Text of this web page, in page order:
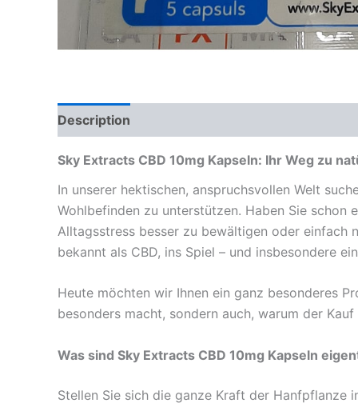
Description
Sky Extracts CBD 10mg Kapseln: Ihr Weg zu
In unserer hektischen, anspruchsvollen Welt
Wohlbefinden zu unterstützen. Haben Sie schon
Alltagsstress besser zu bewältigen oder einfach
bekannt als CBD, ins Spiel – und insbesondere
Heute möchten wir Ihnen ein ganz besonderes
besonders macht, sondern auch, warum der Kauf
Was sind Sky Extracts CBD 10mg Kapseln
Stellen Sie sich die ganze Kraft der Hanfpflanze